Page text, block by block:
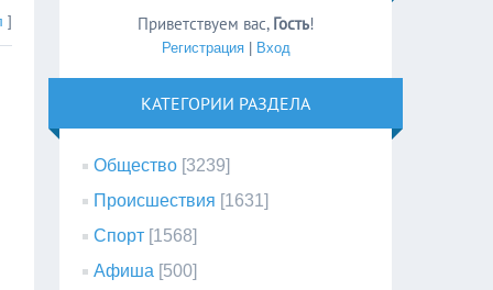
] Приветствуем вас, Гость!
Регистрация| Вход
КАТЕГОРИИ РАЗДЕЛА
Общество [3239]
Происшествия [1631]
Спорт [1568]
Афиша [500]